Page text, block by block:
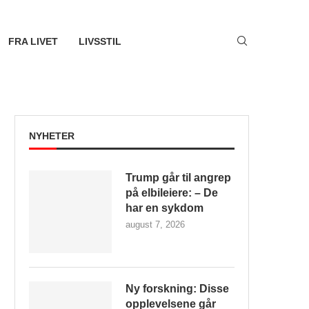
FRA LIVET LIVSSTIL
NYHETER
Trump går til angrep
på elbileiere: – De
har en sykdom
august 7, 2026
Ny forskning: Disse
opplevelsene går